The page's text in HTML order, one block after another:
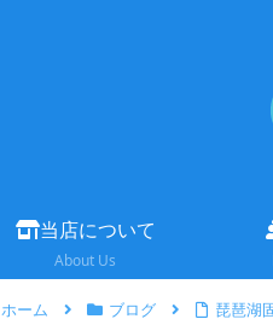
当店について
About Us
ホーム ブログ 琵琶湖